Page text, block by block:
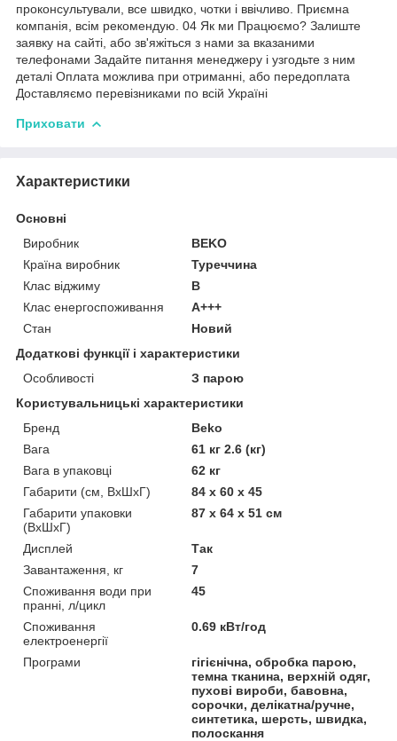
проконсультували, все швидко, чотки і ввічливо. Приємна
компанія, всім рекомендую. 04 Як ми Працюємо? Залиште
заявку на сайті, або зв'яжіться з нами за вказаними
телефонами Задайте питання менеджеру і узгодьте з ним
деталі Оплата можлива при отриманні, або передоплата
Доставляємо перевізниками по всій Україні
Приховати
Характеристики
Основні
Виробник
BEKO
Країна виробник
Туреччина
Клас віджиму
B
Клас енергоспоживання
A+++
Стан
Новий
Додаткові функції і характеристики
Особливості
З парою
Користувальницькі характеристики
Бренд
Beko
Вага
61 кг 2.6 (кг)
Вага в упаковці
62 кг
Габарити (см, ВхШхГ)
84 х 60 х 45
Габарити упаковки
(ВхШхГ)
87 х 64 х 51 см
Дисплей
Так
Завантаження, кг
7
Споживання води при
пранні, л/цикл
45
Споживання
електроенергії
0.69 кВт/год
Програми
гігієнічна, обробка парою,
темна тканина, верхній одяг,
пухові вироби, бавовна,
сорочки, делікатна/ручне,
синтетика, шерсть, швидка,
полоскання